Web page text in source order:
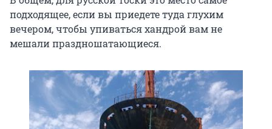
подходящее, если вы приедете туда глухим
вечером, чтобы упиваться хандрой вам не
мешали праздношатающиеся.